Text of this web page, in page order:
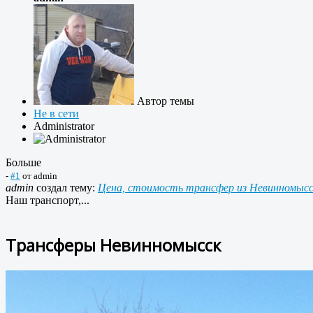
Автор темы
Не в сети
Administrator
Больше
- #1 от admin
admin создал тему: Цена, стоимость трансфер из
Наш транспорт,...
Трансферы Невинномысск